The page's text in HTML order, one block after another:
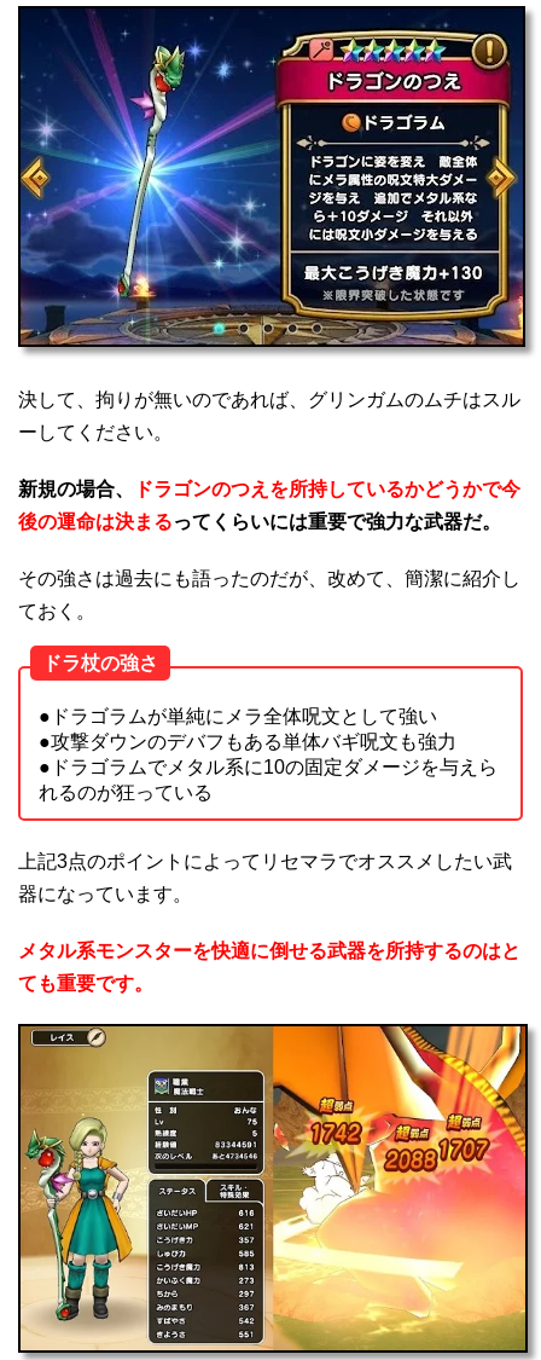
決して、拘りが無いのであれば、グリンガムのムチはスル
ーしてください。
新規の場合、
ドラゴンのつえを所持しているかどうかで今
後の運命は決まるってくらいには重要で強力な武器だ。
その強さは過去にも語ったのだが、改めて、簡潔に紹介し
ておく。
ドラ杖の強さ
●ドラゴラムが単純にメラ全体呪文として強い
●攻撃ダウンのデバフもある単体バギ呪文も強力
●ドラゴラムでメタル系に10の固定ダメージを与えら
れるのが狂っている
上記3点のポイントによってリセマラでオススメしたい武
器になっています。
メタル系モンスターを快適に倒せる武器を所持するのはと
ても重要です。